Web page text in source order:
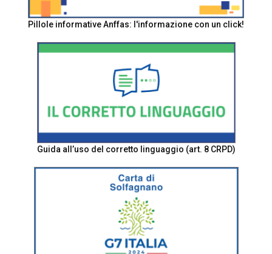
Pillole informative Anffas: l'informazione con un click!
Guida all’uso del corretto linguaggio (art. 8 CRPD)